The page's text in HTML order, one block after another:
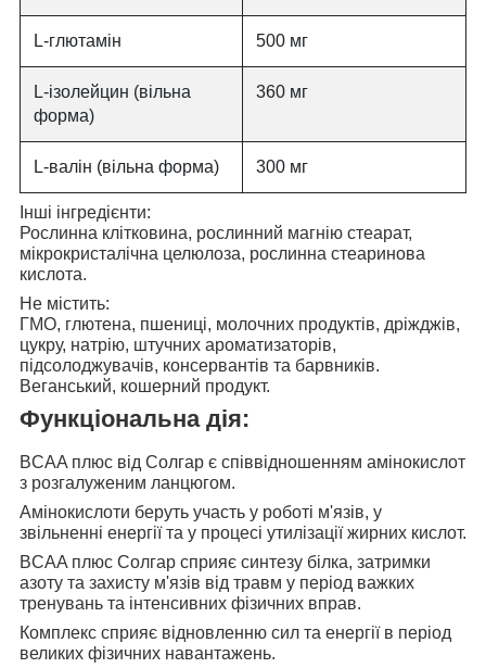
L-глютамін 500 мг
L-ізолейцин (вільна
форма)
360 мг
L-валін (вільна форма) 300 мг
Інші інгредієнти:
Рослинна клітковина, рослинний магнію стеарат,
мікрокристалічна целюлоза, рослинна стеаринова
кислота.
Не містить:
ГМО, глютена, пшениці, молочних продуктів, дріжджів,
цукру, натрію, штучних ароматизаторів,
підсолоджувачів, консервантів та барвників.
Веганський, кошерний продукт.
Функціональна дія:
BCAA плюс від Солгар є співвідношенням амінокислот
з розгалуженим ланцюгом.
Амінокислоти беруть участь у роботі м'язів, у
звільненні енергії та у процесі утилізації жирних кислот.
BCAA плюс Солгар сприяє синтезу білка, затримки
азоту та захисту м'язів від травм у період важких
тренувань та інтенсивних фізичних вправ.
Комплекс сприяє відновленню сил та енергії в період
великих фізичних навантажень.